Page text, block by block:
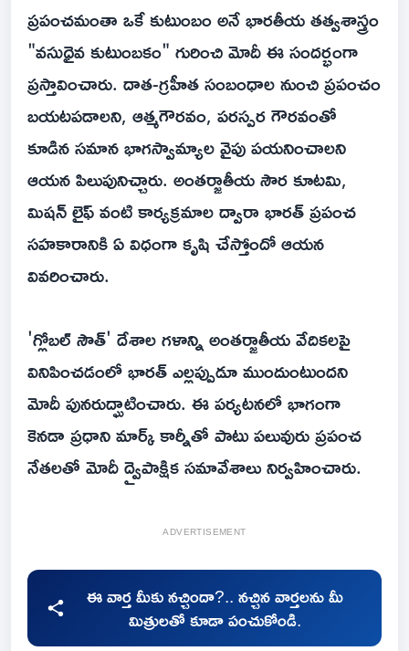
ప్రపంచమంతా ఒకే కుటుంబం అనే భారతీయ తత్వశాస్త్రం
"వసుధైవ కుటుంబకం" గురించి మోదీ ఈ సందర్భంగా
ప్రస్తావించారు. దాత-గ్రహీత సంబంధాల నుంచి ప్రపంచం
బయటపడాలని, ఆత్మగౌరవం, పరస్పర గౌరవంతో
కూడిన సమాన భాగస్వామ్యాల వైపు పయనించాలని
ఆయన పిలుపునిచ్చారు. అంతర్జాతీయ సౌర కూటమి,
మిషన్ లైఫ్ వంటి కార్యక్రమాల ద్వారా భారత్ ప్రపంచ
సహకారానికి ఏ విధంగా కృషి చేస్తోందో ఆయన
వివరించారు.
'గ్లోబల్ సౌత్' దేశాల గళాన్ని అంతర్జాతీయ వేదికలపై
వినిపించడంలో భారత్ ఎల్లప్పుడూ ముందుంటుందని
మోదీ పునరుద్ఘాటించారు. ఈ పర్యటనలో భాగంగా
కెనడా ప్రధాని మార్క్ కార్నీతో పాటు పలువురు ప్రపంచ
నేతలతో మోదీ ద్వైపాక్షిక సమావేశాలు నిర్వహించారు.
ADVERTISEMENT
ఈ వార్త మీకు నచ్చిందా?.. నచ్చిన వార్తలను మీ
మిత్రులతో కూడా పంచుకోండి.